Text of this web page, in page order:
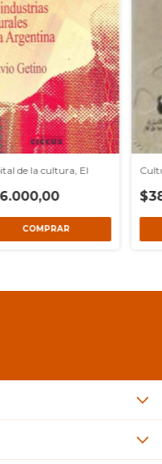
de la cultura, El